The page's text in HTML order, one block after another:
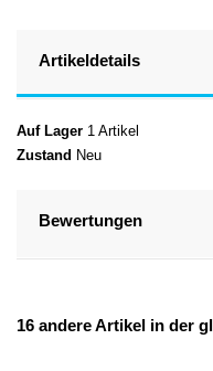
Artikeldetails
Auf Lager 1 Artikel
Zustand Neu
Bewertungen
16 andere Artikel in der